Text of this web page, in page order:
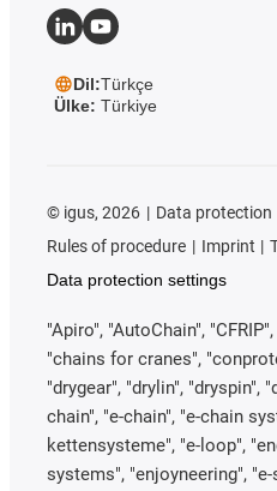
Dil:Türkçe
Ülke: Türkiye
© igus, 2026 Data protection
Rules of procedure
Imprint
Data protection settings
"Apiro", "AutoChain",
"chains for cranes",
"drygear", "drylin", "dryspin",
chain", "e-chain", "e-chain
kettensysteme", "e-loop",
systems", "enjoyneering",